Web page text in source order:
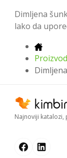
Dimljena
lako da
Najnoviji